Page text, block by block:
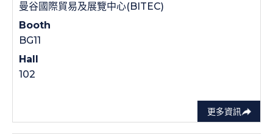
更多資訊
曼谷國際貿易及展覽中心(BITEC)
Booth
BG11
Hall
102